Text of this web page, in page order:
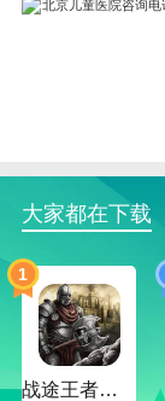
的。很多外地
优化注册功能
大家都在下载
1
战途王者最新版